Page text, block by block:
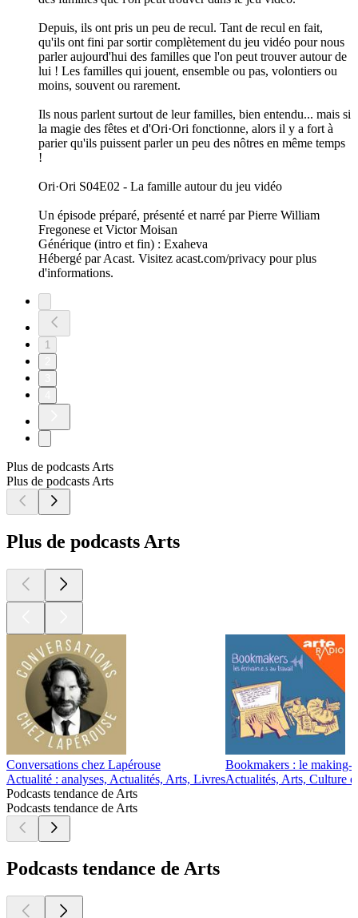
Depuis, ils ont pris un peu de recul. Tant de recul en fait,
qu'ils ont fini par sortir complètement du jeu vidéo pour nous
parler aujourd'hui des familles que l'on peut trouver autour de
lui ! Les familles qui jouent, ensemble ou pas, volontiers ou
moins, souvent ou rarement.
Ils nous parlent surtout de leur familles, bien entendu... mais si
la magie des fêtes et d'Ori·Ori fonctionne, alors il y a fort à
parier qu'ils puissent parler un peu des nôtres en même temps
!
Ori·Ori S04E02 - La famille autour du jeu vidéo
Un épisode préparé, présenté et narré par Pierre William
Fregonese et Victor Moisan
Générique (intro et fin) : Exaheva
Hébergé par Acast. Visitez acast.com/privacy pour plus
d'informations.
1
Plus de podcasts Arts
Plus de podcasts Arts
Plus de podcasts Arts
Conversations chez Lapérouse
Actualité : analyses, Actualités, Arts, Livres
Bookmakers : le making-
Actualités, Arts, Culture
Podcasts tendance de Arts
Podcasts tendance de Arts
Podcasts tendance de Arts